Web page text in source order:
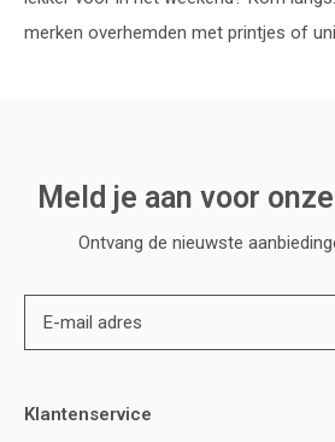
merken overhemden met printjes of
Meld je aan voor
Ontvang de nieuwste
Klantenservice